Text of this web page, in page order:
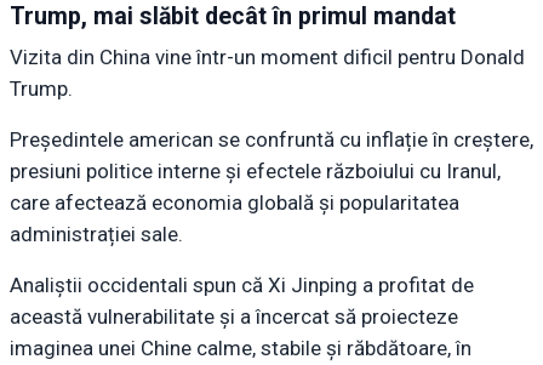
Trump, mai slăbit decât în primul mandat
Vizita din China vine într-un moment dificil pentru Donald
Trump.
Președintele american se confruntă cu inflație în creștere,
presiuni politice interne și efectele războiului cu Iranul,
care afectează economia globală și popularitatea
administrației sale.
Analiștii occidentali spun că Xi Jinping a profitat de
această vulnerabilitate și a încercat să proiecteze
imaginea unei Chine calme, stabile și răbdătoare, în